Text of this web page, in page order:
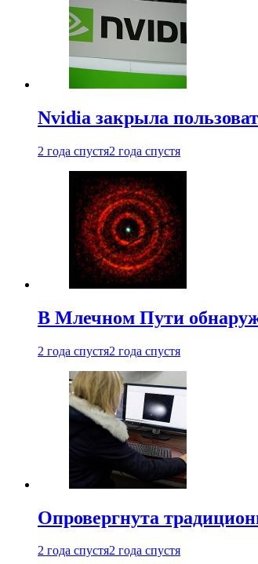
Nvidia закрыла
2 года спустя2 года спустя
В Млечном Пути
2 года спустя2 года спустя
Опровергнута
2 года спустя2 года спустя